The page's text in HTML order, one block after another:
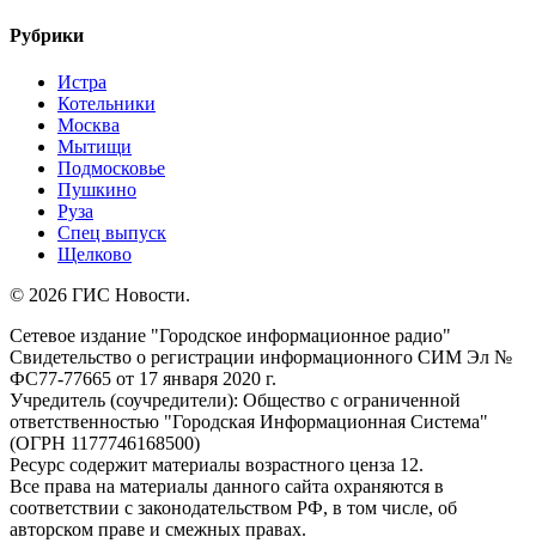
Рубрики
Истра
Котельники
Москва
Мытищи
Подмосковье
Пушкино
Руза
Спец выпуск
Щелково
© 2026 ГИС Новости.
Сетевое издание "Городское информационное радио"
Свидетельство о регистрации информационного СИМ Эл №
ФС77-77665 от 17 января 2020 г.
Учредитель (соучредители): Общество с ограниченной
ответственностью "Городская Информационная Система"
(ОГРН 1177746168500)
Ресурс содержит материалы возрастного ценза 12.
Все права на материалы данного сайта охраняются в
соответствии с законодательством РФ, в том числе, об
авторском праве и смежных правах.